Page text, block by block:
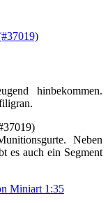
hinbekommen.
Neben
es auch ein Segment